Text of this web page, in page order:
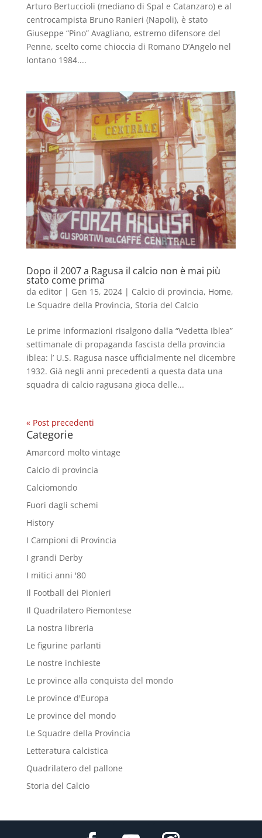
Arturo Bertuccioli (mediano di Spal e Catanzaro) e al
centrocampista Bruno Ranieri (Napoli), è stato
Giuseppe “Pino” Avagliano, estremo difensore del
Penne, scelto come chioccia di Romano D’Angelo nel
lontano 1984....
Dopo il 2007 a Ragusa il calcio non è mai più
stato come prima
da editor| Gen 15, 2024| Calcio di provincia, Home,
Le Squadre della Provincia, Storia del Calcio
Le prime informazioni risalgono dalla “Vedetta Iblea”
settimanale di propaganda fascista della provincia
iblea: l’ U.S. Ragusa nasce ufficialmente nel dicembre
1932. Già negli anni precedenti a questa data una
squadra di calcio ragusana gioca delle...
« Post precedenti
Categorie
Amarcord molto vintage
Calcio di provincia
Calciomondo
Fuori dagli schemi
History
I Campioni di Provincia
I grandi Derby
I mitici anni '80
Il Football dei Pionieri
Il Quadrilatero Piemontese
La nostra libreria
Le figurine parlanti
Le nostre inchieste
Le province alla conquista del mondo
Le province d'Europa
Le province del mondo
Le Squadre della Provincia
Letteratura calcistica
Quadrilatero del pallone
Storia del Calcio